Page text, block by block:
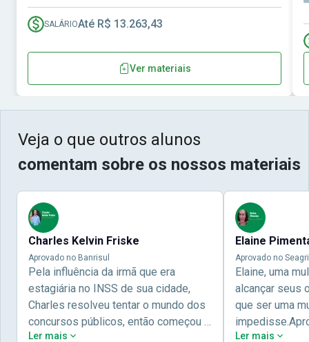
SALÁRIOAté R$ 13.263,43
Ver materiais
Veja o que outros alunos
comentam sobre os nossos materiais
Charles Kelvin Friske
Aprovado no Banrisul
Pela influência da irmã que era
estagiária no INSS de sua cidade,
Charles resolveu tentar o mundo dos
concursos públicos, então começou a
estudar com contéudo gratuito que a
Ler mais
Elaine
Aprovado no
Elaine, uma
alcançar seus
que ser uma
concursos
Ler mais